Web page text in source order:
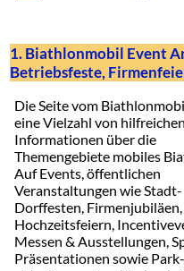
1. Biathlonmobil Event
Betriebsfeste,
Die Seite vom
eine Vielzahl von hilfreichen
Informationen über die
Themengebiete mobiles
Auf Events, öffentlichen
Veranstaltungen wie
Dorffesten,
Hochzeitsfeiern,
Messen & Ausstellungen,
Präsentationen sowie